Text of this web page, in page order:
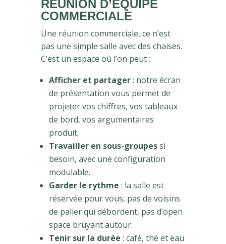
RÉUNION D’ÉQUIPE
COMMERCIALE
Une réunion commerciale, ce n’est
pas une simple salle avec des chaises.
C’est un espace où l’on peut :
Afficher et partager: notre écran
de présentation vous permet de
projeter vos chiffres, vos tableaux
de bord, vos argumentaires
produit.
Travailler en sous-groupessi
besoin, avec une configuration
modulable.
Garder le rythme : la salle est
réservée pour vous, pas de voisins
de palier qui débordent, pas d’open
space bruyant autour.
Tenir sur la durée : café, thé et eau